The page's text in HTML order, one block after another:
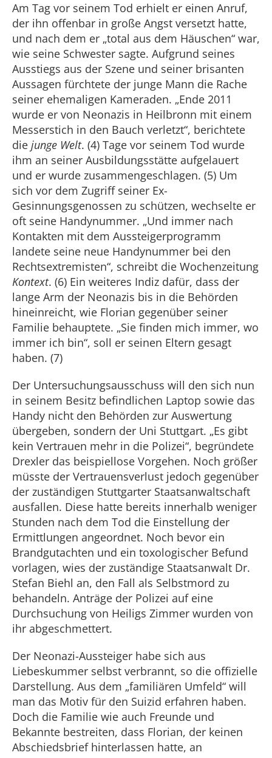
Am Tag vor seinem Tod erhielt er einen Anruf,
der ihn offenbar in große Angst versetzt hatte,
und nach dem er „total aus dem Häuschen“ war,
wie seine Schwester sagte. Aufgrund seines
Ausstiegs aus der Szene und seiner brisanten
Aussagen fürchtete der junge Mann die Rache
seiner ehemaligen Kameraden. „Ende 2011
wurde er von Neonazis in Heilbronn mit einem
Messerstich in den Bauch verletzt“, berichtete
die junge Welt. (4) Tage vor seinem Tod wurde
ihm an seiner Ausbildungsstätte aufgelauert
und er wurde zusammengeschlagen. (5) Um
sich vor dem Zugriff seiner Ex-
Gesinnungsgenossen zu schützen, wechselte er
oft seine Handynummer. „Und immer nach
Kontakten mit dem Aussteigerprogramm
landete seine neue Handynummer bei den
Rechtsextremisten“, schreibt die Wochenzeitung
Kontext. (6) Ein weiteres Indiz dafür, dass der
lange Arm der Neonazis bis in die Behörden
hineinreicht, wie Florian gegenüber seiner
Familie behauptete. „Sie finden mich immer, wo
immer ich bin“, soll er seinen Eltern gesagt
haben. (7)
Der Untersuchungsausschuss will den sich nun
in seinem Besitz befindlichen Laptop sowie das
Handy nicht den Behörden zur Auswertung
übergeben, sondern der Uni Stuttgart. „Es gibt
kein Vertrauen mehr in die Polizei“, begründete
Drexler das beispiellose Vorgehen. Noch größer
müsste der Vertrauensverlust jedoch gegenüber
der zuständigen Stuttgarter Staatsanwaltschaft
ausfallen. Diese hatte bereits innerhalb weniger
Stunden nach dem Tod die Einstellung der
Ermittlungen angeordnet. Noch bevor ein
Brandgutachten und ein toxologischer Befund
vorlagen, wies der zuständige Staatsanwalt Dr.
Stefan Biehl an, den Fall als Selbstmord zu
behandeln. Anträge der Polizei auf eine
Durchsuchung von Heiligs Zimmer wurden von
ihr abgeschmettert.
Der Neonazi-Aussteiger habe sich aus
Liebeskummer selbst verbrannt, so die offizielle
Darstellung. Aus dem „familiären Umfeld“ will
man das Motiv für den Suizid erfahren haben.
Doch die Familie wie auch Freunde und
Bekannte bestreiten, dass Florian, der keinen
Abschiedsbrief hinterlassen hatte, an